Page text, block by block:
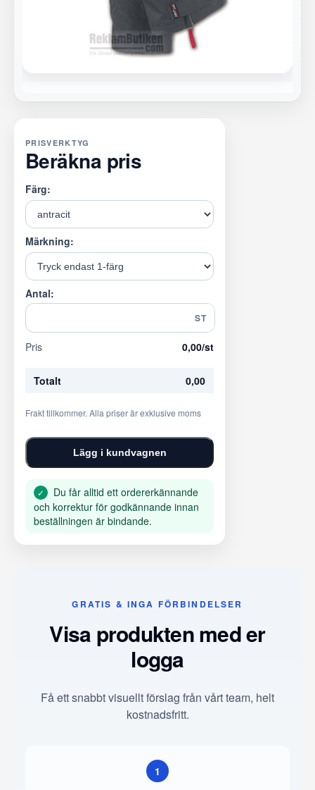
PRISVERKTYG
Beräkna pris
Färg:
Märkning:
Antal:
ST
Pris 0,00/st
Totalt 0,00
Frakt tillkommer. Alla priser är exklusive moms
Lägg i kundvagnen
✓
Du får alltid ett ordererkännande
och korrektur för godkännande innan
beställningen är bindande.
GRATIS & INGA FÖRBINDELSER
Visa produkten med er
logga
Få ett snabbt visuellt förslag från vårt team, helt
kostnadsfritt.
1